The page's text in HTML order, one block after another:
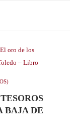
El oro de los
– Libro
BAJA DE